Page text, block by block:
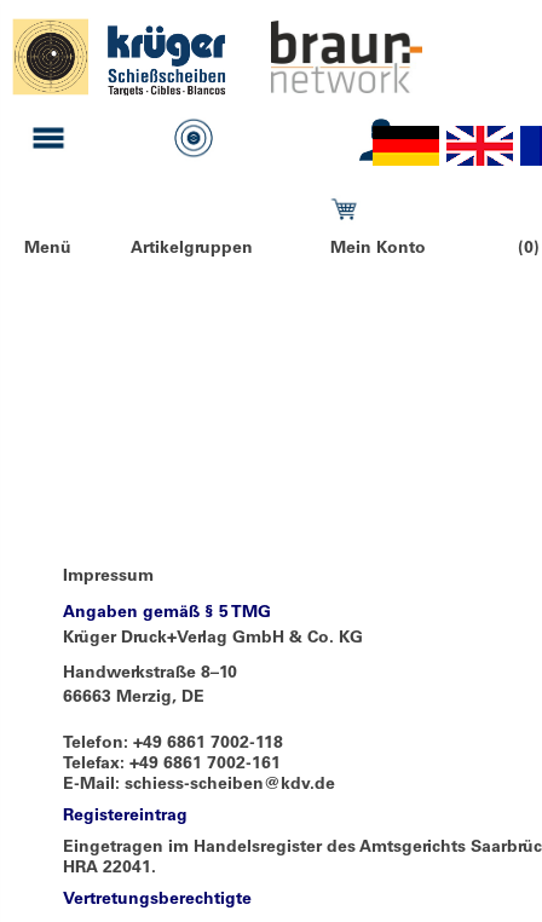
Menü Artikelgruppen Mein Konto
Impressum
Angaben gemäß § 5 TMG
Krüger Druck+Verlag GmbH & Co. KG
Handwerkstraße 8–10
66663 Merzig, DE
Telefon: +49 6861 7002-118
Telefax: +49 6861 7002-161
E-Mail: schiess-scheiben@kdv.de
Registereintrag
Eingetragen im Handelsregister des Amtsgerichts
HRA 22041 .
Vertretungsberechtigte